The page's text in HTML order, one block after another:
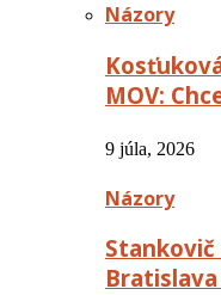
Názory
MOV:
9 júla, 2026
Názory